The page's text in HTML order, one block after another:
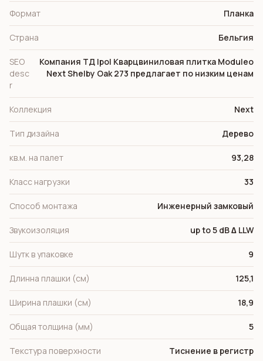
Формат Планка
Страна Бельгия
SEO
desc
r
Компания ТД Ipol Кварцвиниловая плитка Moduleo
Next Shelby Oak 273 предлагает по низким ценам
Коллекция Next
Тип дизайна Дерево
кв.м. на палет 93,28
Класс нагрузки 33
Способ монтажа Инженерный замковый
Звукоизоляция up to 5 dB ∆ LLW
Шутк в упаковке 9
Длинна плашки (см) 125,1
Ширина плашки (см) 18,9
Общая толщина (мм) 5
Текстура поверхности Тиснение в регистр